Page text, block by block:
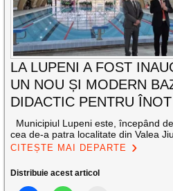
LA LUPENI A FOST
UN NOU ȘI MODERN
DIDACTIC PENTRU ÎNOT
Municipiul Lupeni este, începând
cea de-a patra localitate din Valea
CITEȘTE MAI DEPARTE
Distribuie acest articol